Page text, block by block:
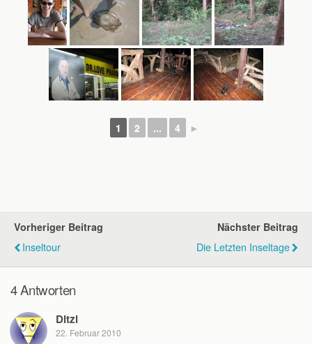
1 2 ... 4 ►
Vorheriger Beitrag
Inseltour
Nächster Beitrag
Die Letzten Inseltage
4 Antworten
Ditzi
22. Februar 2010